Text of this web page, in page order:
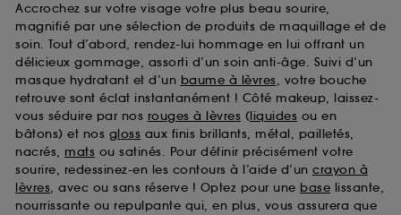
Accrochez sur votre visage votre plus beau sourire,
magnifié par une sélection de produits de maquillage et de
soin. Tout d’abord, rendez-lui hommage en lui offrant un
délicieux gommage, assorti d’un soin anti-âge. Suivi d’un
masque hydratant et d’un baume à lèvres, votre bouche
retrouve sont éclat instantanément ! Côté makeup, laissez-
vous séduire par nos rouges à lèvres (liquides ou en
bâtons) et nos gloss aux finis brillants, métal, pailletés,
nacrés, mats ou satinés. Pour définir précisément votre
sourire, redessinez-en les contours à l’aide d’un crayon à
lèvres, avec ou sans réserve ! Optez pour une base lissante,
nourrissante ou repulpante qui, en plus, vous assurera que